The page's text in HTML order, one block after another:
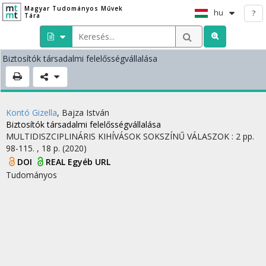
Magyar Tudományos Művek
Tára
hu ?
Biztosítók társadalmi felelősségvállalása
Kontó Gizella, Bajza István
Biztosítók társadalmi felelősségvállalása
MULTIDISZCIPLINÁRIS KIHÍVÁSOK SOKSZÍNŰ VÁLASZOK : 2 pp.
98-115. , 18 p. (2020)
DOI
REAL Egyéb URL
Tudományos